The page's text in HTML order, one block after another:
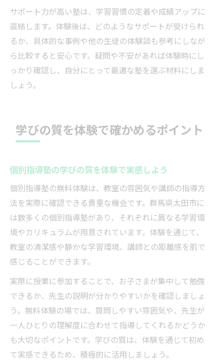
サポート力が高い塾は、学習習慣の定着や成績アップに
直結します。体験後は、どのようなサポートが受けられ
るか、具体的な事例や他の生徒の体験談も参考にしなが
ら比較すると安心です。疑問や不安があれば体験時にし
っかり確認し、自分にとって最適な塾を選ぶ材料にしま
しょう。
学びの質を体験で確かめるポイント
個別指導塾の学びの質を体験で実感しよう
個別指導塾の無料体験は、教室の雰囲気や講師の指導方
法を実際に確認できる貴重な機会です。群馬県太田市に
は数多くの個別指導塾があり、それぞれに異なる学習環
境やカリキュラムが用意されています。体験を通じて、
教室の清潔感や静かな学習環境、講師との距離感を肌で
感じることができます。
実際に授業に参加することで、お子さまが集中して勉強
できるか、先生の説明が分かりやすいかを確認しましょ
う。無料体験の場では、質問しやすい雰囲気や、先生が
一人ひとりの理解度に合わせて指導してくれるかどうか
も大切なポイントです。学びの質は、体験を通じて初め
て実感できるため、積極的に活用しましょう。